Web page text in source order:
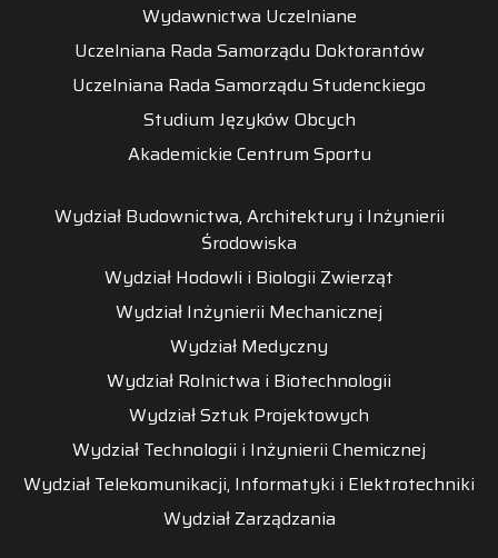
Wydawnictwa Uczelniane
Uczelniana Rada Samorządu Doktorantów
Uczelniana Rada Samorządu Studenckiego
Studium Języków Obcych
Akademickie Centrum Sportu
Wydział Budownictwa, Architektury i Inżynierii
Środowiska
Wydział Hodowli i Biologii Zwierząt
Wydział Inżynierii Mechanicznej
Wydział Medyczny
Wydział Rolnictwa i Biotechnologii
Wydział Sztuk Projektowych
Wydział Technologii i Inżynierii Chemicznej
Wydział Telekomunikacji, Informatyki i Elektrotechniki
Wydział Zarządzania